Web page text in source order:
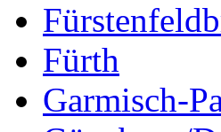
Fürth
Garmisch-